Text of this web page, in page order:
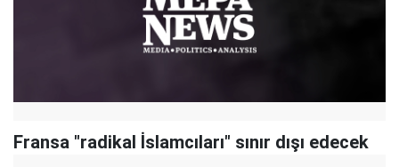
Fransa "radikal İslamcıları" sınır dışı edecek